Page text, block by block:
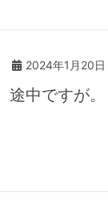
2024年1月20日
途中ですが。